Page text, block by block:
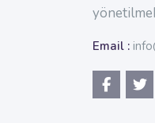
Email :